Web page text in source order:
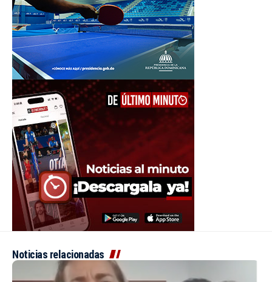
Noticias relacionadas